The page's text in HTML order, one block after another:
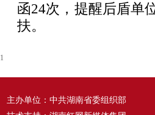
函24次，提醒后盾单
扶。
1
主办单位：中共湖南省委组织部